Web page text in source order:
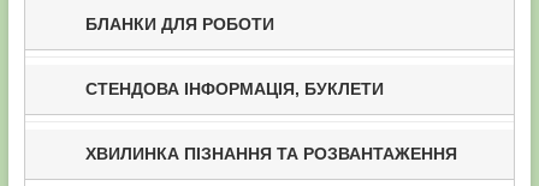
БЛАНКИ ДЛЯ РОБОТИ
СТЕНДОВА ІНФОРМАЦІЯ, БУКЛЕТИ
ХВИЛИНКА ПІЗНАННЯ ТА РОЗВАНТАЖЕННЯ